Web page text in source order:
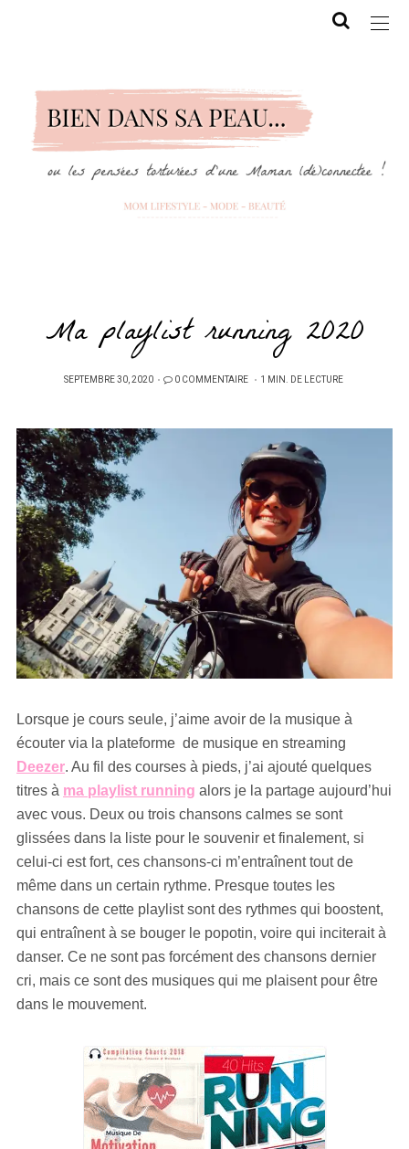
Ma playlist running 2020
PUBLIÉ
SEPTEMBRE 30, 2020 0 COMMENTAIRE 1 MIN. DE LECTURE
Lorsque je cours seule, j’aime avoir de la musique à
écouter via la plateforme de musique en streaming
Deezer. Au fil des courses à pieds, j’ai ajouté quelques
titres à ma playlist running alors je la partage aujourd’hui
avec vous. Deux ou trois chansons calmes se sont
glissées dans la liste pour le souvenir et finalement, si
celui-ci est fort, ces chansons-ci m’entraînent tout de
même dans un certain rythme. Presque toutes les
chansons de cette playlist sont des rythmes qui boostent,
qui entraînent à se bouger le popotin, voire qui inciterait à
danser. Ce ne sont pas forcément des chansons dernier
cri, mais ce sont des musiques qui me plaisent pour être
dans le mouvement.